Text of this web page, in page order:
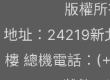
版權
地址：24219新
樓 總機電話：